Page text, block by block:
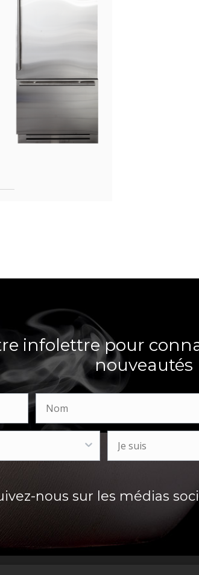
infolettre pour
nouveautés
nous sur les médias